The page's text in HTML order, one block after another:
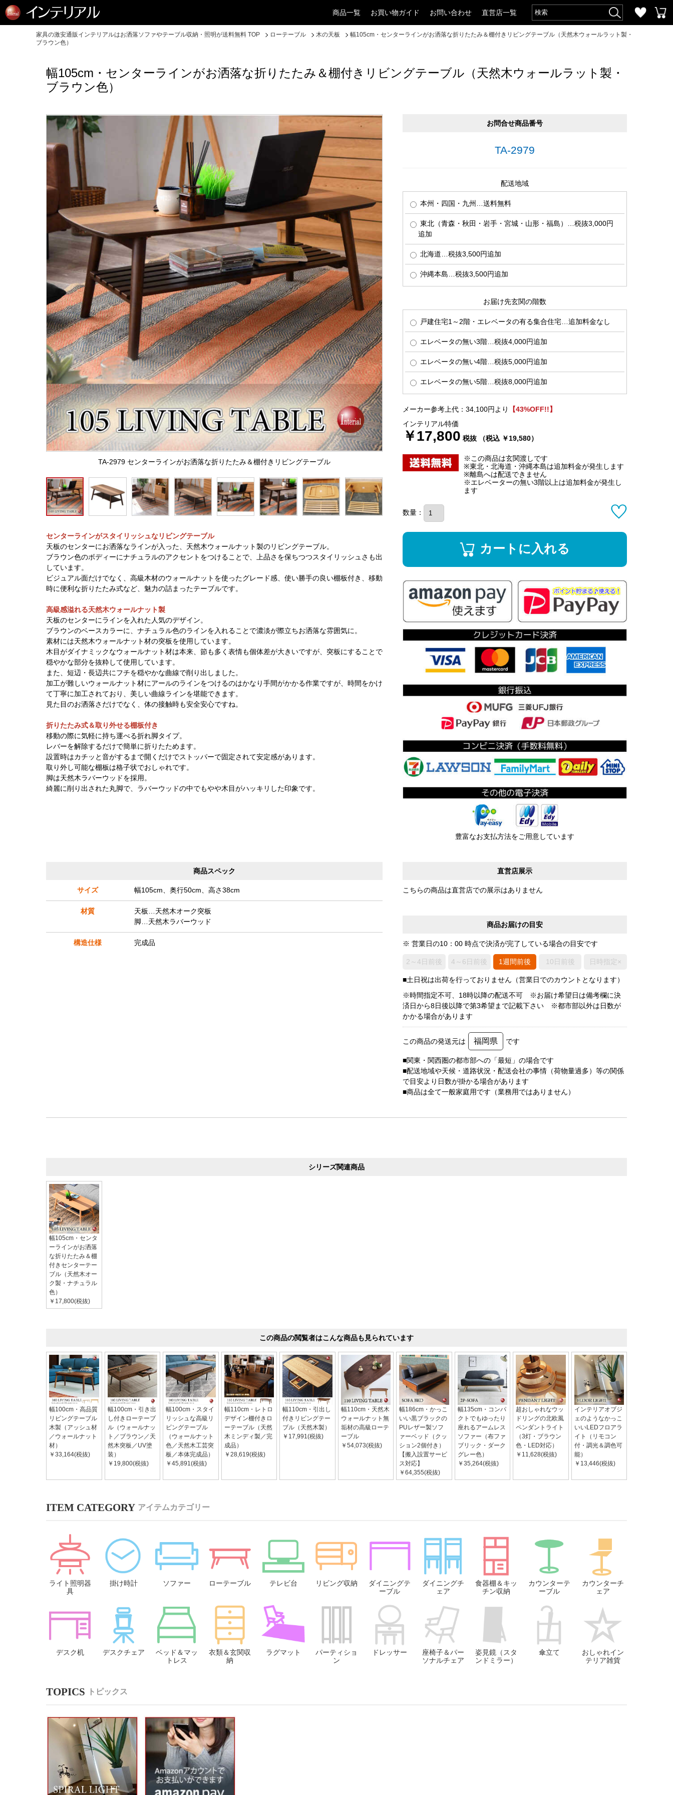
商品一覧 お買い物ガイド お問い合わせ 直営店一覧
家具の激安通販インテリアルはお洒落ソファやテーブル収納・照明が送料無料 TOP ローテーブル 木の天板
幅105cm・センターラインがお洒落な折りたたみ＆棚付きリビングテーブル（天然木ウォールラット製・
ブラウン色）
幅105cm・センターラインがお洒落な折りたたみ＆棚付きリビングテーブル（天然木ウォールラット製・
ブラウン色）
TA-2979 センターラインがお洒落な折りたたみ＆棚付きリビングテーブル
センターラインがスタイリッシュなリビングテーブル
天板のセンターにお洒落なラインが入った、天然木ウォールナット製のリビングテーブル。
ブラウン色のボディーにナチュラルのアクセントをつけることで、上品さを保ちつつスタイリッシュさも出
しています。
ビジュアル面だけでなく、高級木材のウォールナットを使ったグレード感、使い勝手の良い棚板付き、移動
時に便利な折りたたみ式など、魅力の詰まったテーブルです。
高級感溢れる天然木ウォールナット製
天板のセンターにラインを入れた人気のデザイン。
ブラウンのベースカラーに、ナチュラル色のラインを入れることで濃淡が際立ちお洒落な雰囲気に。
素材には天然木ウォールナット材の突板を使用しています。
木目がダイナミックなウォールナット材は本来、節も多く表情も個体差が大きいですが、突板にすることで
穏やかな部分を抜粋して使用しています。
また、短辺・長辺共にフチを穏やかな曲線で削り出しました。
加工が難しいウォールナット材にアールのラインをつけるのはかなり手間がかかる作業ですが、時間をかけ
て丁寧に加工されており、美しい曲線ラインを堪能できます。
見た目のお洒落さだけでなく、体の接触時も安全安心ですね。
折りたたみ式＆取り外せる棚板付き
移動の際に気軽に持ち運べる折れ脚タイプ。
レバーを解除するだけで簡単に折りたためます。
設置時はカチッと音がするまで開くだけでストッパーで固定されて安定感があります。
取り外し可能な棚板は格子状でおしゃれです。
脚は天然木ラバーウッドを採用。
綺麗に削り出された丸脚で、ラバーウッドの中でもやや木目がハッキリした印象です。
お問合せ商品番号
TA-2979
配送地域
本州・四国・九州…送料無料
東北（青森・秋田・岩手・宮城・山形・福島）…税抜3,000円
追加
北海道…税抜3,500円追加
沖縄本島…税抜3,500円追加
お届け先玄関の階数
戸建住宅1～2階・エレベータの有る集合住宅…追加料金なし
エレベータの無い3階…税抜4,000円追加
エレベータの無い4階…税抜5,000円追加
エレベータの無い5階…税抜8,000円追加
メーカー参考上代：34,100円より
【43%OFF!!】
インテリアル特価
￥17,800 税抜 （税込 ￥19,580）
※この商品は玄関渡しです
※東北・北海道・沖縄本島は追加料金が発生します
※離島へは配送できません
※エレベーターの無い3階以上は追加料金が発生し
ます
数量：
カートに入れる
豊富なお支払方法をご用意しています
直営店展示
こちらの商品は直営店での展示はありません
商品お届けの目安
※ 営業日の10：00 時点で決済が完了している場合の目安です
2～4日前後 4～6日前後 1週間前後 10日前後 日時指定×
■土日祝は出荷を行っておりません（営業日でのカウントとなります）
※時間指定不可、18時以降の配送不可 ※お届け希望日は備考欄に決
済日から8日後以降で第3希望まで記載下さい ※都市部以外は日数が
かかる場合があります
この商品の発送元は 福岡県 です
■関東・関西圏の都市部への「最短」の場合です
■配送地域や天候・道路状況・配送会社の事情（荷物量過多）等の関係
で目安より日数が掛かる場合があります
■商品は全て一般家庭用です（業務用ではありません）
商品スペック
サイズ 幅105cm、奥行50cm、高さ38cm
材質
天板…天然木オーク突板
脚…天然木ラバーウッド
構造仕様 完成品
シリーズ関連商品
幅105cm・センタ
ーラインがお洒落
な折りたたみ＆棚
付きセンターテー
ブル（天然木オー
ク製・ナチュラル
色）
￥17,800(税抜)
この商品の閲覧者はこんな商品も見られています
幅100cm・高品質
リビングテーブル
木製（アッシュ材
／ウォールナット
材）
￥33,164(税抜)
幅100cm・引き出
し付きローテーブ
ル（ウォールナッ
ト／ブラウン／天
然木突板／UV塗
装）
￥19,800(税抜)
幅100cm・スタイ
リッシュな高級リ
ビングテーブル
（ウォールナット
色／天然木工芸突
板／本体完成品）
￥45,891(税抜)
幅110cm・レトロ
デザイン棚付きロ
ーテーブル（天然
木ミンディ製／完
成品）
￥28,619(税抜)
幅110cm・引出し
付きリビングテー
ブル（天然木製）
￥17,991(税抜)
幅110cm・天然木
ウォールナット無
垢材の高級ローテ
ーブル
￥54,073(税抜)
幅186cm・かっこ
いい黒ブラックの
PUレザー製ソフ
ァーベッド（クッ
ション2個付き）
【搬入設置サービ
ス対応】
￥64,355(税抜)
幅135cm・コンパ
クトでもゆったり
座れるアームレス
ソファー（布ファ
ブリック・ダーク
グレー色）
￥35,264(税抜)
超おしゃれなウッ
ドリングの北欧風
ペンダントライト
（3灯・ブラウン
色・LED対応）
￥11,628(税抜)
インテリアオブジ
ェのようなかっこ
いいLEDフロアラ
イト（リモコン
付・調光＆調色可
能）
￥13,446(税抜)
アイテムカテゴリー
ライト照明器
具
掛け時計 ソファー ローテーブル テレビ台 リビング収納
ダイニングテ
ーブル
ダイニングチ
ェア
食器棚＆キッ
チン収納
カウンターテ
ーブル
カウンターチ
ェア
デスク机 デスクチェア
ベッド＆マッ
トレス
衣類＆玄関収
納
ラグマット
パーティショ
ン
ドレッサー
座椅子＆パー
ソナルチェア
姿見鏡（スタ
ンドミラー）
傘立て
おしゃれイン
テリア雑貨
トピックス